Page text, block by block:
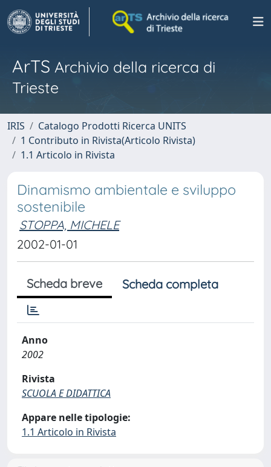
ArTS Archivio della ricerca di
Trieste
IRIS
Catalogo Prodotti Ricerca UNITS
1 Contributo in Rivista(Articolo Rivista)
1.1 Articolo in Rivista
Dinamismo ambientale e sviluppo
sostenibile
STOPPA, MICHELE
2002-01-01
Scheda breve Scheda completa
Anno
2002
Rivista
SCUOLA E DIDATTICA
Appare nelle tipologie:
1.1 Articolo in Rivista